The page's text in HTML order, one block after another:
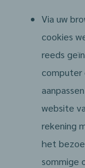
Via uw
cookies
reeds
computer
website
rekening
het
sommige